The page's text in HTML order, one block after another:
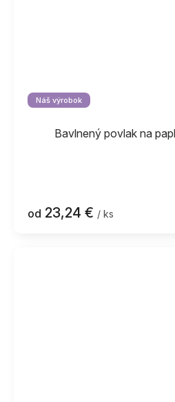
Náš výrobok
Bavlnený povlak na
od 23,24 € / ks